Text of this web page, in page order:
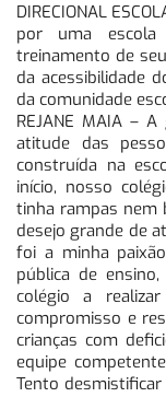
DIRECIONAL
por uma
treinamento de
da acessibilidade
da comunidade
REJANE MAIA –
atitude das
construída na
início, nosso
tinha rampas nem
desejo grande de
foi a minha
pública de
colégio a
compromisso e
crianças com
equipe
Tento